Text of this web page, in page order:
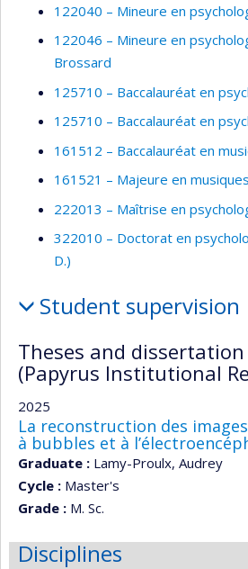
122040 – Mineure en
122046 – Mineure en
Brossard
125710 – Baccalauréat en
125710 – Baccalauréat en
161512 – Baccalauréat en
161521 – Majeure en
222013 – Maîtrise en
322010 – Doctorat en
D.)
Student supervision
Theses and
(Papyrus Institutional
2025
La reconstruction des
à bubbles et à
Graduate : Lamy-Proulx, Audrey
Cycle : Master's
Grade : M. Sc.
Disciplines